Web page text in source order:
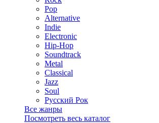
Pop
Alternative
Indie
Electronic
Hip-Hop
Soundtrack
Metal
Classical
Jazz
Soul
Русский Рок
Все жанры
Посмотреть весь каталог